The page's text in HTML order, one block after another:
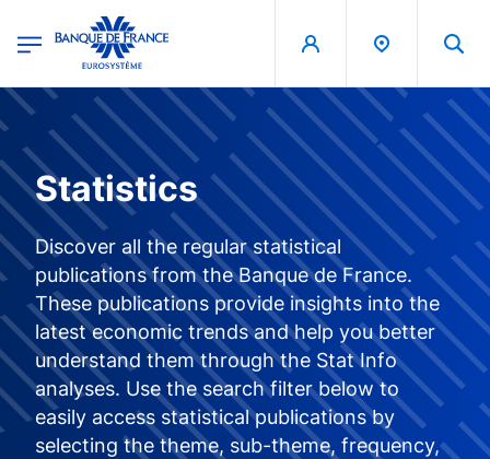
Banque de France - Menu Principal
Statistics
Discover all the regular statistical
publications from the Banque de France.
These publications provide insights into the
latest economic trends and help you better
understand them through the Stat Info
analyses. Use the search filter below to
easily access statistical publications by
selecting the theme, sub-theme, frequency,